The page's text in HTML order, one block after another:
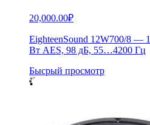
20,000.00₽
EighteenSound 12W700/8
Вт AES, 98 дБ, 55…4200 Гц
Бысрый просмотр